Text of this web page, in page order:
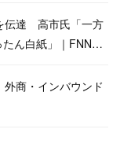
伝達 高市氏「一方
ん白紙」｜FNN…
外商・インバウンド